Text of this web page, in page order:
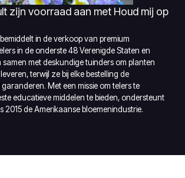
zijn voorraad aan met Houd mij op
in de verkoop van premium
in de onderste 48 Verenigde Staten en
met deskundige tuinders om planten
terwijl ze bij elke bestelling de
Met een missie om telers te
educatieve middelen te bieden, ondersteunt
2015 de Amerikaanse bloemenindustrie.